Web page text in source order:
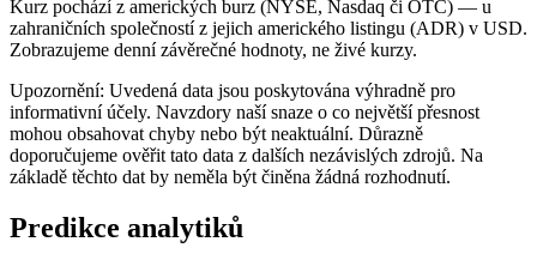
Kurz pochází z amerických burz (NYSE, Nasdaq či OTC) — u
zahraničních společností z jejich amerického listingu (ADR) v USD.
Zobrazujeme denní závěrečné hodnoty, ne živé kurzy.
Upozornění: Uvedená data jsou poskytována výhradně pro
informativní účely. Navzdory naší snaze o co největší přesnost
mohou obsahovat chyby nebo být neaktuální. Důrazně
doporučujeme ověřit tato data z dalších nezávislých zdrojů. Na
základě těchto dat by neměla být činěna žádná rozhodnutí.
Predikce analytiků